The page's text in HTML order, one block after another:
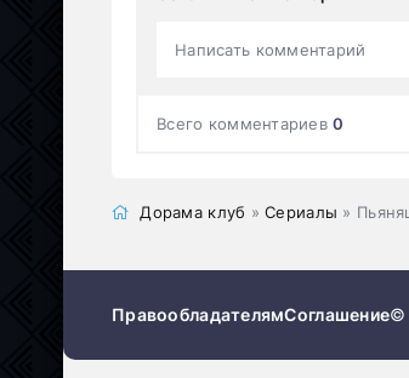
Написать комментарий
Всего комментариев0
Дорама клуб »Сериалы »
ПравообладателямСоглашение©